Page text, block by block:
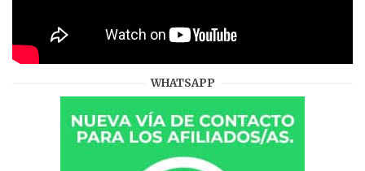
WHATSAPP